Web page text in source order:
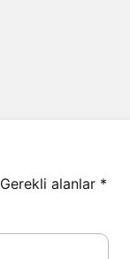
Gerekli alanlar *